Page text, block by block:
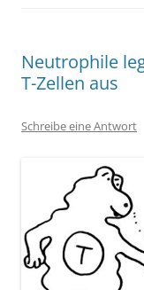
Neutrophile
T-Zellen aus
Schreibe eine Antwort